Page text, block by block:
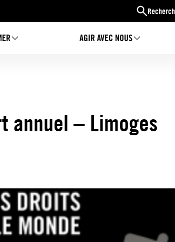
AGIR AVEC NOUS
annuel – Limoges